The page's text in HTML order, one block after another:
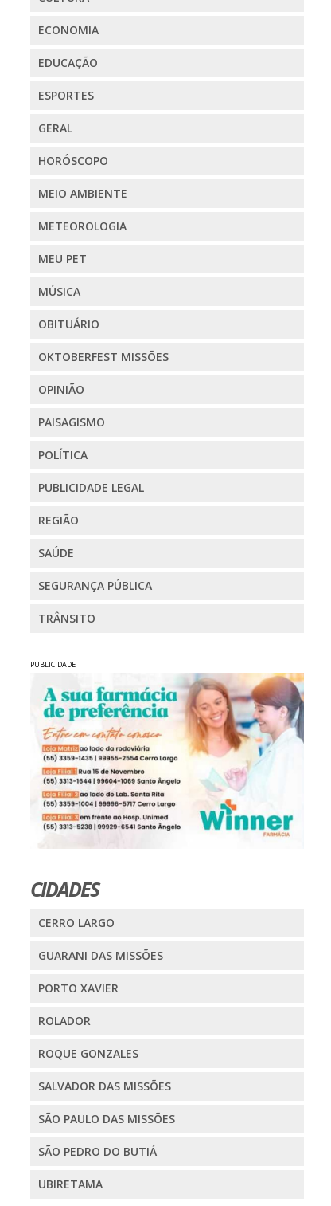
ECONOMIA
EDUCAÇÃO
ESPORTES
GERAL
HORÓSCOPO
MEIO AMBIENTE
METEOROLOGIA
MEU PET
MÚSICA
OBITUÁRIO
OKTOBERFEST MISSÕES
OPINIÃO
PAISAGISMO
POLÍTICA
PUBLICIDADE LEGAL
REGIÃO
SAÚDE
SEGURANÇA PÚBLICA
TRÂNSITO
PUBLICIDADE
CIDADES
CERRO LARGO
GUARANI DAS MISSÕES
PORTO XAVIER
ROLADOR
ROQUE GONZALES
SALVADOR DAS MISSÕES
SÃO PAULO DAS MISSÕES
SÃO PEDRO DO BUTIÁ
UBIRETAMA